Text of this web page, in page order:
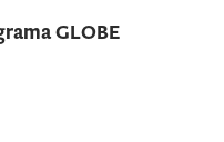
GLOBE